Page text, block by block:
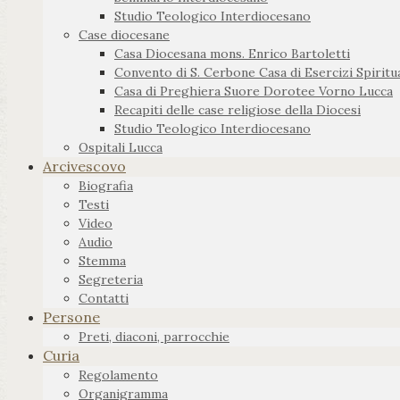
Studio Teologico Interdiocesano
Case diocesane
Casa Diocesana mons. Enrico Bartoletti
Convento di S. Cerbone Casa di Esercizi
Casa di Preghiera Suore Dorotee Vorno Lucca
Recapiti delle case religiose della Diocesi
Studio Teologico Interdiocesano
Ospitali Lucca
Arcivescovo
Biografia
Testi
Video
Audio
Stemma
Segreteria
Contatti
Persone
Preti, diaconi, parrocchie
Curia
Regolamento
Organigramma